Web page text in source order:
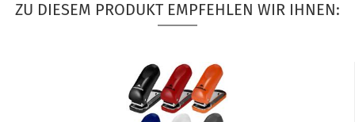
ZU DIESEM PRODUKT EMPFEHLEN WIR IHNEN: